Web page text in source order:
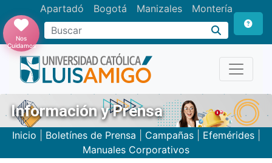
Apartadó Bogotá Manizales Montería
Buscar
Nos
Cuidamos
Información y Prensa
Inicio Boletínes de Prensa Campañas Efemérides
Manuales Corporativos